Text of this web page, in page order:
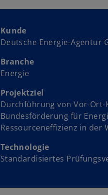
e
ö
f
n
t
Kunde
Deutsche Energie-Agentur
Branche
Energie
Projektziel
Durchführung von Vor-
Bundesförderung für
Ressourceneffizienz in der
Technologie
Standardisiertes